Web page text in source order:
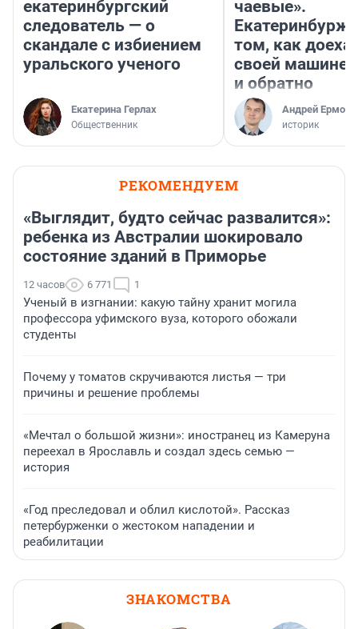
екатеринбургский
следователь — о
скандале с избиением
уральского ученого
Екатерина Герлах
Общественник
чаевые».
том, как
своей машине
и обратно
Андрей
историк
РЕКОМЕНДУЕМ
«Выглядит, будто сейчас развалится»:
ребенка из Австралии шокировало
состояние зданий в Приморье
12 часов 6 771 1
Ученый в изгнании: какую тайну хранит могила
профессора уфимского вуза, которого обожали
студенты
Почему у томатов скручиваются листья — три
причины и решение проблемы
«Мечтал о большой жизни»: иностранец из Камеруна
переехал в Ярославль и создал здесь семью —
история
«Год преследовал и облил кислотой». Рассказ
петербурженки о жестоком нападении и
реабилитации
ЗНАКОМСТВА